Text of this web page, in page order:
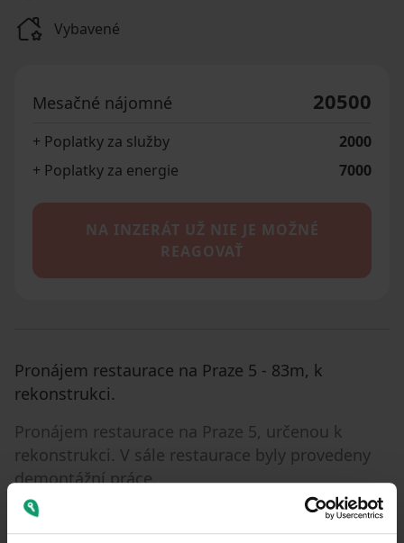
Vybavené
Mesačné nájomné 20500
+ Poplatky za služby
2000
+ Poplatky za energie
7000
NA INZERÁT UŽ NIE JE MOŽNÉ
REAGOVAŤ
Pronájem restaurace na Praze 5 - 83m, k
rekonstrukci.
Pronájem restaurace na Praze 5, určenou k
rekonstrukci. V sále restaurace byly provedeny
demontážní práce.
Vybavená kuchyň a velky sklep.